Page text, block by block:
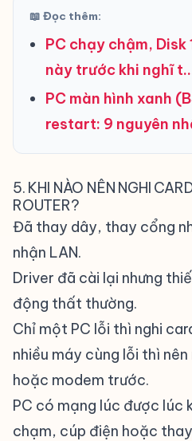
📖 Đọc thêm:
PC chạy chậm, Disk
này trước khi nghĩ
PC màn hình xanh
restart: 9 nguyên
5. KHI NÀO NÊN NGHI
ROUTER?
Đã thay dây, thay cổng
nhận LAN.
Driver đã cài lại nhưng
động thất thường.
Chỉ một PC lỗi thì nghi
nhiều máy cùng lỗi thì
hoặc modem trước.
PC có mạng lúc được lúc
chạm, cúp điện hoặc